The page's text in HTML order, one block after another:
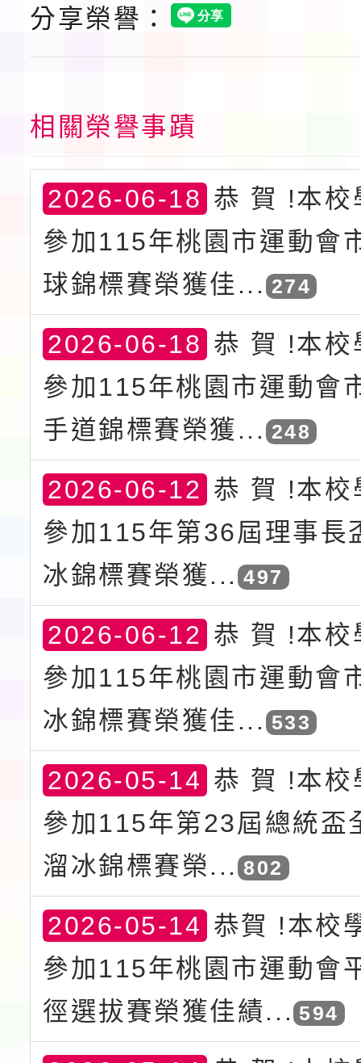
分享榮譽：
相關榮譽事蹟
2026-06-18 恭 賀 !本校
參加115年桃園市運動會
球錦標賽榮獲佳... 274
2026-06-18 恭 賀 !本校
參加115年桃園市運動會
手道錦標賽榮獲... 248
2026-06-12 恭 賀 !本校
參加115年第36屆理事長
冰錦標賽榮獲... 497
2026-06-12 恭 賀 !本校
參加115年桃園市運動會
冰錦標賽榮獲佳... 533
2026-05-14 恭 賀 !本校
參加115年第23屆總統盃
溜冰錦標賽榮... 802
2026-05-14 恭賀 !本校
參加115年桃園市運動會
徑選拔賽榮獲佳績... 594